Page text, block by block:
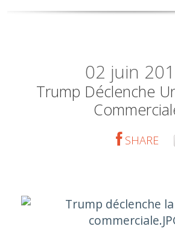
02 juin
Trump Déclenche
SHARE